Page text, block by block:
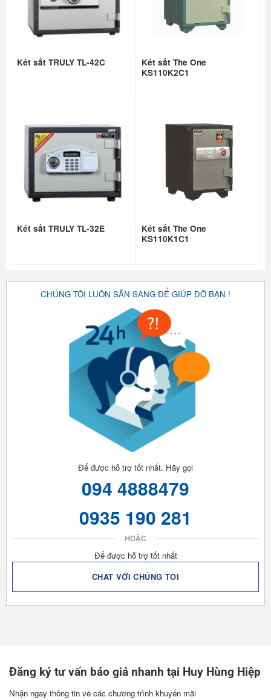
Két sắt TRULY TL-42C
Két sắt The One
KS110K2C1
Két sắt TRULY TL-32E
Két sắt The One
KS110K1C1
CHÚNG TÔI LUÔN SẴN SÀNG ĐỂ GIÚP ĐỠ BẠN !
Để được hỗ trợ tốt nhất. Hãy gọi
094 4888479
0935 190 281
HOẶC
Để được hỗ trợ tốt nhất
CHAT VỚI CHÚNG TÔI
Đăng ký tư vấn báo giá nhanh tại Huy Hùng Hiệp
Nhận ngay thông tin về các chương trình khuyến mãi